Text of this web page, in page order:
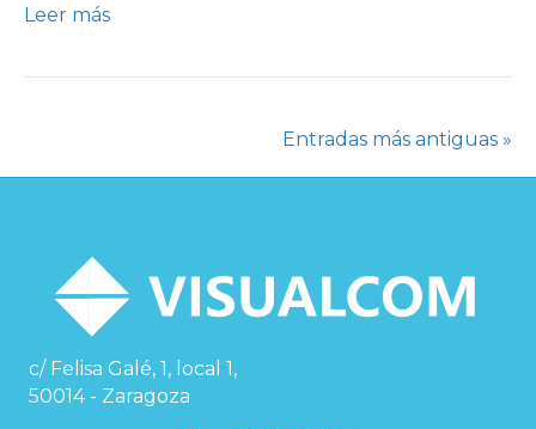
Leer más
Entradas más antiguas »
c/ Felisa Galé, 1, local 1,
50014 - Zaragoza